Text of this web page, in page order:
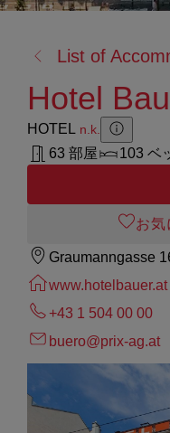
る:
List of
Hotel
HOTEL n.k.
63 部屋
103 ベ
お気
Graumanngasse
www.hotelbauer.at
+43 1 504 00 00
buero@prix-ag.at